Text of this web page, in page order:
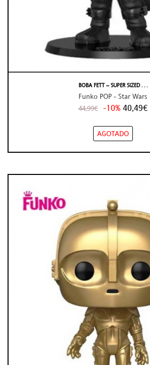
BOBA FETT – SUPER SIZED . . .
Funko POP - Star Wars
44,99€ -10% 40,49€
AGOTADO